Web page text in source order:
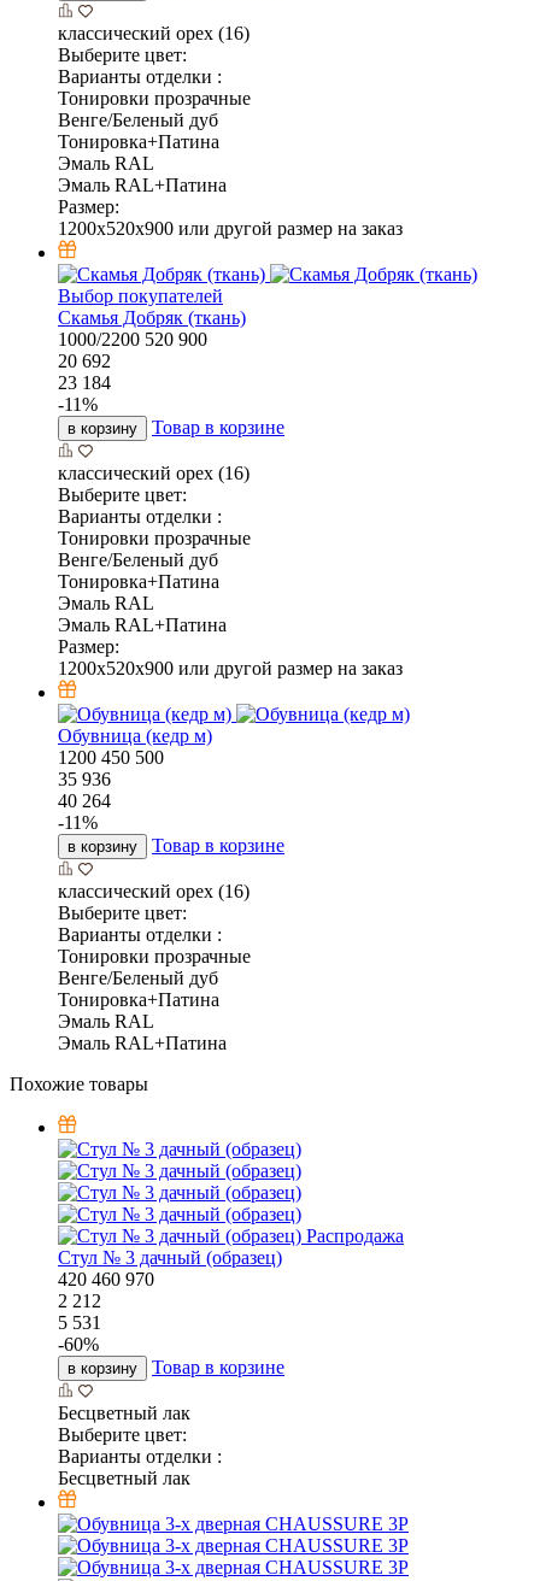
классический орех (16)
Выберите цвет:
Варианты отделки :
Тонировки прозрачные
Венге/Беленый дуб
Тонировка+Патина
Эмаль RAL
Эмаль RAL+Патина
Размер:
1200x520x900 или другой размер на заказ
Выбор покупателей
Скамья Добряк (ткань)
1000/2200 520 900
20 692
23 184
-11%
в корзину Товар в корзине
классический орех (16)
Выберите цвет:
Варианты отделки :
Тонировки прозрачные
Венге/Беленый дуб
Тонировка+Патина
Эмаль RAL
Эмаль RAL+Патина
Размер:
1200x520x900 или другой размер на заказ
Обувница (кедр м)
1200 450 500
35 936
40 264
-11%
в корзину Товар в корзине
классический орех (16)
Выберите цвет:
Варианты отделки :
Тонировки прозрачные
Венге/Беленый дуб
Тонировка+Патина
Эмаль RAL
Эмаль RAL+Патина
Похожие товары
Распродажа
Стул № 3 дачный (образец)
420 460 970
2 212
5 531
-60%
в корзину Товар в корзине
Бесцветный лак
Выберите цвет:
Варианты отделки :
Бесцветный лак